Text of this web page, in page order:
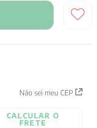
Não sei meu CEP
CALCULAR O
FRETE